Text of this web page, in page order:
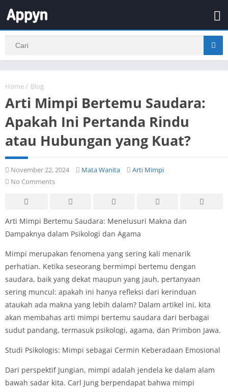
Home / Blog
Arti Mimpi Bertemu Saudara:
Apakah Ini Pertanda Rindu
atau Hubungan yang Kuat?
November 22, 2024 Mata Wanita
Arti Mimpi
No Comments
Arti Mimpi Bertemu Saudara: Menelusuri Makna dan
Dampaknya dalam Psikologi dan Agama
Mimpi merupakan fenomena yang sering kali menarik
perhatian. Ketika seseorang bermimpi bertemu dengan
saudara, baik yang dekat maupun yang jauh, pertanyaan
sering muncul: apakah ini hanya refleksi dari kerinduan
ataukah ada makna yang lebih dalam? Dalam artikel ini, kita
akan membahas arti mimpi bertemu saudara dari berbagai
sudut pandang, termasuk psikologi, agama, dan Primbon Jawa.
Studi Psikologis: Mimpi sebagai Cermin Keberadaan Emosional
Dari perspektif Jungian, mimpi adalah jendela ke dalam alam
bawah sadar kita. Carl Jung berpendapat bahwa mimpi